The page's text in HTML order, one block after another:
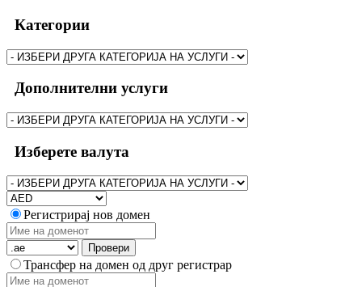
Категории
Дополнителни услуги
Изберете валута
Регистрирај нов домен
Провери
Трансфер на домен од друг регистрар